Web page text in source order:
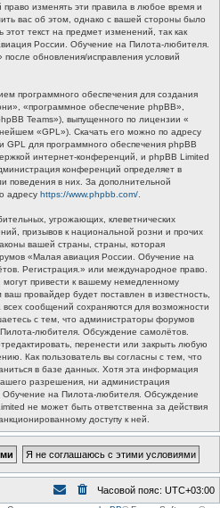
изменять эти правила в любое время и
вас об этом, однако с вашей стороны было
текст на предмет изменений, так как
России. Обучение на Пилота-любителя.
обновления/исправления условий
программного обеспечения для создания
«программное обеспечение phpBB»,
Teams»), выпущенного по лицензии «
«GPL»). Скачать его можно по адресу
GPL для программного обеспечения phpBB
интернет-конференций, и phpBB Limited
конференций определяет в
поведения в них. За дополнительной
адресу https://www.phpbb.com/
угрожающих, клеветнических
призывов к национальной розни и прочих
вашей страны, страны, которая
«Малая авиация России. Обучение на
Регистрация.» или международное право.
привести к вашему немедленному
провайдер будет поставлен в известность,
сообщений сохраняются для возможности
с тем, что администраторы форумов
любителя. Обсуждение самолётов.
перенести или закрыть любую
Как пользователь вы согласны с тем, что
в базе данных. Хотя эта информация
разрешения, ни администрация
на Пилота-любителя. Обсуждение
не может быть ответственна за действия
доступу к ней.
Часовой пояс: UTC+03:00